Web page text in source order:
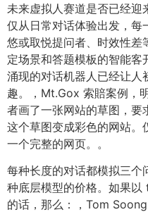
未来虚拟人赛道是否已经迎
仅从日常对话体验出发，每
悠或取悦提问者、时效性差
定场景和答题模板的智能
涌现的对话机器人已经让人
趣。，Mt.Gox 索賠案例，
者画了一张网站的草图，
这个草图变成彩色的网站。
一个完整的网页。。
每种长度的对话都模拟三个
种底层模型的价格。如果
的话，那么：，Tom